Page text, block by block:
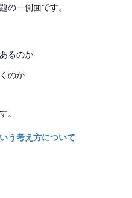
の一側面です。
るのか
のか
。
う考え方について